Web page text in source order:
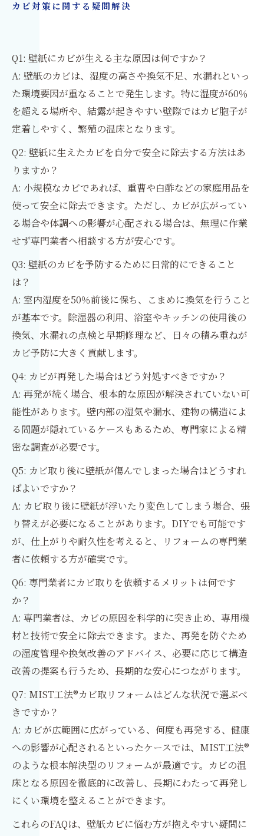
カビ対策に関する疑問解決
Q1: 壁紙にカビが生える主な原因は何ですか？
A: 壁紙のカビは、湿度の高さや換気不足、水漏れといっ
た環境要因が重なることで発生します。特に湿度が60％
を超える場所や、結露が起きやすい壁際ではカビ胞子が
定着しやすく、繁殖の温床となります。
Q2: 壁紙に生えたカビを自分で安全に除去する方法はあ
りますか？
A: 小規模なカビであれば、重曹や白酢などの家庭用品を
使って安全に除去できます。ただし、カビが広がってい
る場合や体調への影響が心配される場合は、無理に作業
せず専門業者へ相談する方が安心です。
Q3: 壁紙のカビを予防するために日常的にできること
は？
A: 室内湿度を50％前後に保ち、こまめに換気を行うこと
が基本です。除湿器の利用、浴室やキッチンの使用後の
換気、水漏れの点検と早期修理など、日々の積み重ねが
カビ予防に大きく貢献します。
Q4: カビが再発した場合はどう対処すべきですか？
A: 再発が続く場合、根本的な原因が解決されていない可
能性があります。壁内部の湿気や漏水、建物の構造によ
る問題が隠れているケースもあるため、専門家による精
密な調査が必要です。
Q5: カビ取り後に壁紙が傷んでしまった場合はどうすれ
ばよいですか？
A: カビ取り後に壁紙が浮いたり変色してしまう場合、張
り替えが必要になることがあります。DIYでも可能です
が、仕上がりや耐久性を考えると、リフォームの専門業
者に依頼する方が確実です。
Q6: 専門業者にカビ取りを依頼するメリットは何です
か？
A: 専門業者は、カビの原因を科学的に突き止め、専用機
材と技術で安全に除去できます。また、再発を防ぐため
の湿度管理や換気改善のアドバイス、必要に応じて構造
改善の提案も行うため、長期的な安心につながります。
Q7: MIST工法®カビ取リフォームはどんな状況で選ぶべ
きですか？
A: カビが広範囲に広がっている、何度も再発する、健康
への影響が心配されるといったケースでは、MIST工法®
のような根本解決型のリフォームが最適です。カビの温
床となる原因を徹底的に改善し、長期にわたって再発し
にくい環境を整えることができます。
これらのFAQは、壁紙カビに悩む方が抱えやすい疑問に